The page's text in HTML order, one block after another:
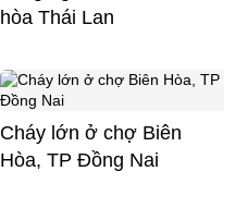
hòa Thái Lan
Cháy lớn ở chợ Biên
Hòa, TP Đồng Nai